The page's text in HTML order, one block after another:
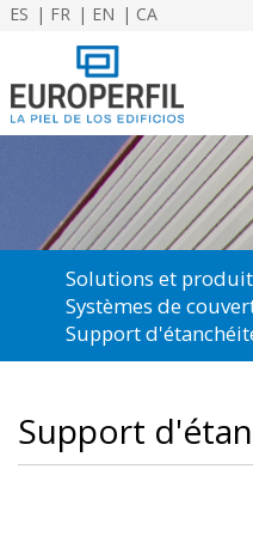
ES FR EN CA
Solutions et
Systèmes de
Support
Support